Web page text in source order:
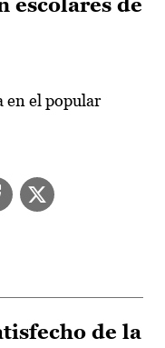
escolares de
en el popular
de la